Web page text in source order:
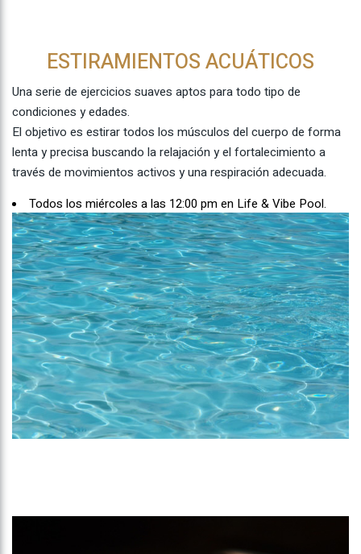
ESTIRAMIENTOS ACUÁTICOS
Una serie de ejercicios suaves aptos para todo tipo de
condiciones y edades.
El objetivo es estirar todos los músculos del cuerpo de forma
lenta y precisa buscando la relajación y el fortalecimiento a
través de movimientos activos y una respiración adecuada.
Todos los miércoles a las 12:00 pm en Life & Vibe Pool.